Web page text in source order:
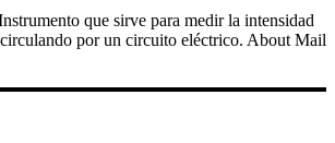
que sirve para medir la intensidad
por un circuito eléctrico. About Mail